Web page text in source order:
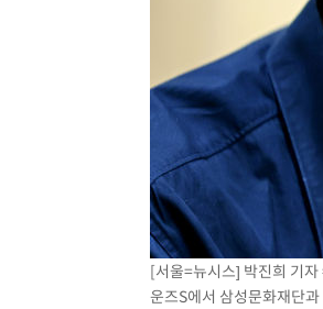
[서울=뉴시스] 박진희 기
운즈S에서 삼성문화재단